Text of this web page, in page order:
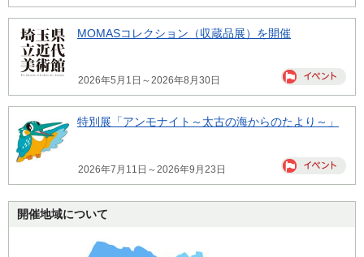
MOMASコレクション（収蔵品展）を開催
2026年5月1日～2026年8月30日
特別展「アンモナイト～太古の海からのたより～」
2026年7月11日～2026年9月23日
開催地域について